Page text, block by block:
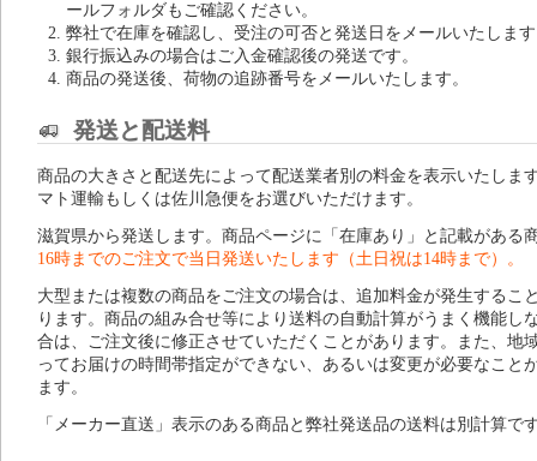
ールフォルダもご確認ください。
弊社で在庫を確認し、受注の可否と発送日をメールいたしま
銀行振込みの場合はご入金確認後の発送です。
商品の発送後、荷物の追跡番号をメールいたします。
発送と配送料
商品の大きさと配送先によって配送業者別の料金を表示いたしま
マト運輸もしくは佐川急便をお選びいただけます。
滋賀県から発送します。商品ページに「在庫あり」と記載がある
16時までのご注文で当日発送いたします（土日祝は14時まで）。
大型または複数の商品をご注文の場合は、追加料金が発生するこ
ります。商品の組み合せ等により送料の自動計算がうまく機能し
合は、ご注文後に修正させていただくことがあります。また、地
ってお届けの時間帯指定ができない、あるいは変更が必要なこと
ます。
「メーカー直送」表示のある商品と弊社発送品の送料は別計算で